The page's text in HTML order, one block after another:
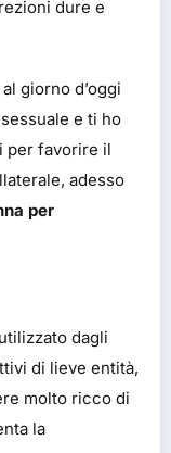
dure e
giorno d’oggi
e ti ho
per favorire il
adesso
per
dagli
di lieve entità,
molto ricco di
la